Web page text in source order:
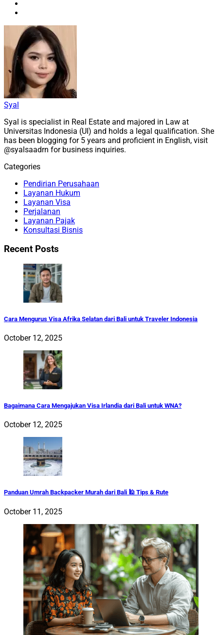
Syal
Syal is specialist in Real Estate and majored in Law at
Universitas Indonesia (UI) and holds a legal qualification. She
has been blogging for 5 years and proficient in English, visit
@syalsaadrn for business inquiries.
Categories
Pendirian Perusahaan
Layanan Hukum
Layanan Visa
Perjalanan
Layanan Pajak
Konsultasi Bisnis
Recent Posts
Cara Mengurus Visa Afrika Selatan dari Bali untuk Traveler Indonesia
October 12, 2025
Bagaimana Cara Mengajukan Visa Irlandia dari Bali untuk WNA?
October 12, 2025
Panduan Umrah Backpacker Murah dari Bali 🕌 Tips & Rute
October 11, 2025